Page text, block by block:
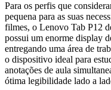
Para os perfis que
pequena para as suas
filmes, o Lenovo Tab P12
possui um enorme display
entregando uma área de
o dispositivo ideal para
anotações de aula
ótima legibilidade lado a